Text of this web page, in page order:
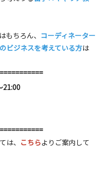
もちろん、 コーディネーター
ビジネスを考えている方は
21:00
は、 こちらよりご案内して